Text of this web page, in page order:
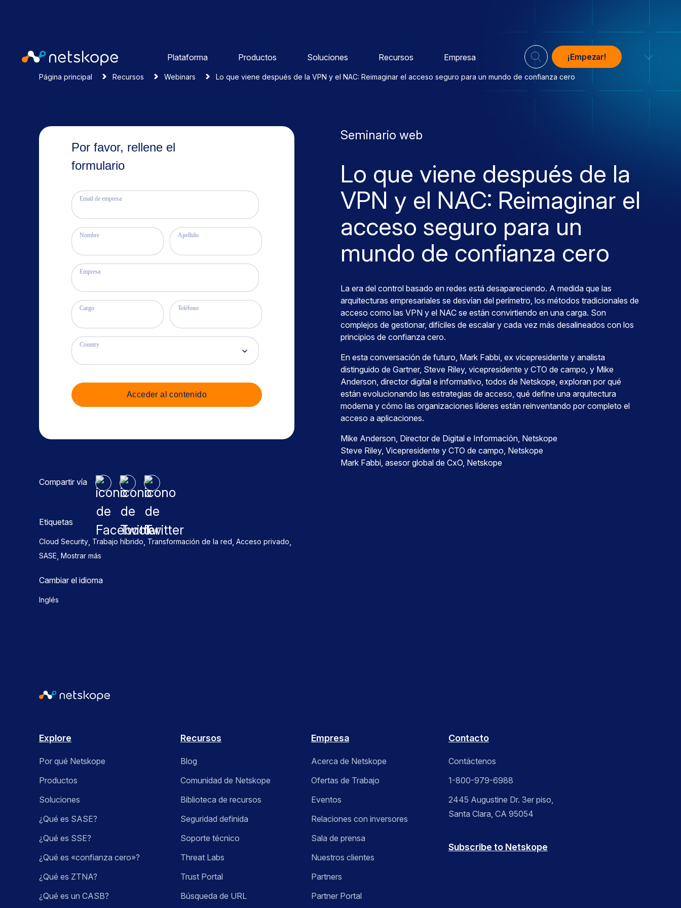
Plataforma Productos Soluciones Recursos Empresa ¡Empezar!
Página principal Recursos Webinars Lo que viene después de la VPN y el NAC: Reimaginar el acceso seguro para un mundo de confianza cero
Por favor, rellene el
formulario
Email de empresa
Nombre Apellido
Empresa
Cargo Teléfono
Country
Acceder al contenido
Compartir vía
Etiquetas
Cloud Security, Trabajo híbrido, Transformación de la red, Acceso privado,
SASE, Mostrar más
Cambiar el idioma
Inglés
Seminario web
Lo que viene después de la
VPN y el NAC: Reimaginar el
acceso seguro para un
mundo de confianza cero
La era del control basado en redes está desapareciendo. A medida que las
arquitecturas empresariales se desvían del perímetro, los métodos tradicionales de
acceso como las VPN y el NAC se están convirtiendo en una carga. Son
complejos de gestionar, difíciles de escalar y cada vez más desalineados con los
principios de confianza cero.
En esta conversación de futuro, Mark Fabbi, ex vicepresidente y analista
distinguido de Gartner, Steve Riley, vicepresidente y CTO de campo, y Mike
Anderson, director digital e informativo, todos de Netskope, exploran por qué
están evolucionando las estrategias de acceso, qué define una arquitectura
moderna y cómo las organizaciones líderes están reinventando por completo el
acceso a aplicaciones.
Mike Anderson, Director de Digital e Información, Netskope
Steve Riley, Vicepresidente y CTO de campo, Netskope
Mark Fabbi, asesor global de CxO, Netskope
Explore
Por qué Netskope
Productos
Soluciones
¿Qué es SASE?
¿Qué es SSE?
¿Qué es «confianza cero»?
¿Qué es ZTNA?
¿Qué es un CASB?
Recursos
Blog
Comunidad de Netskope
Biblioteca de recursos
Seguridad definida
Soporte técnico
Threat Labs
Trust Portal
Búsqueda de URL
Empresa
Acerca de Netskope
Ofertas de Trabajo
Eventos
Relaciones con inversores
Sala de prensa
Nuestros clientes
Partners
Partner Portal
Contacto
Contáctenos
1-800-979-6988
2445 Augustine Dr. 3er piso,
Santa Clara, CA 95054
Subscribe to Netskope